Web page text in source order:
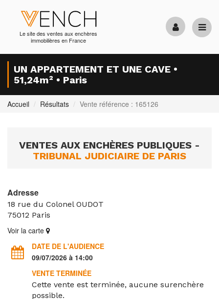
Le site des ventes aux enchères
immobilières en France
UN APPARTEMENT ET UNE CAVE •
51,24m² • Paris
Accueil Résultats Vente référence : 165126
VENTES AUX ENCHÈRES PUBLIQUES -
TRIBUNAL JUDICIAIRE DE PARIS
Adresse
18 rue du Colonel OUDOT
75012 Paris
Voir la carte
DATE DE L'AUDIENCE
09/07/2026 à 14:00
VENTE TERMINÉE
Cette vente est terminée, aucune surenchère
possible.